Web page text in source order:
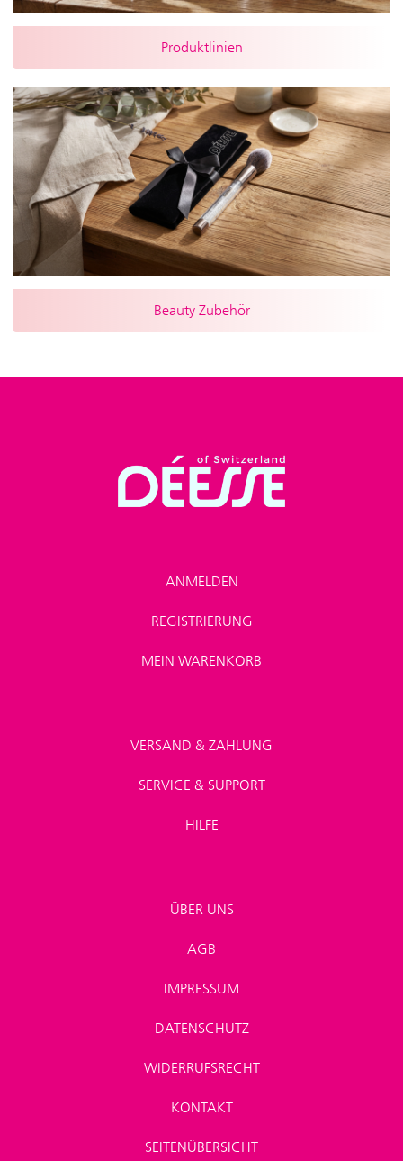
Produktlinien
Beauty Zubehör
ANMELDEN
REGISTRIERUNG
MEIN WARENKORB
VERSAND & ZAHLUNG
SERVICE & SUPPORT
HILFE
ÜBER UNS
AGB
IMPRESSUM
DATENSCHUTZ
WIDERRUFSRECHT
KONTAKT
SEITENÜBERSICHT